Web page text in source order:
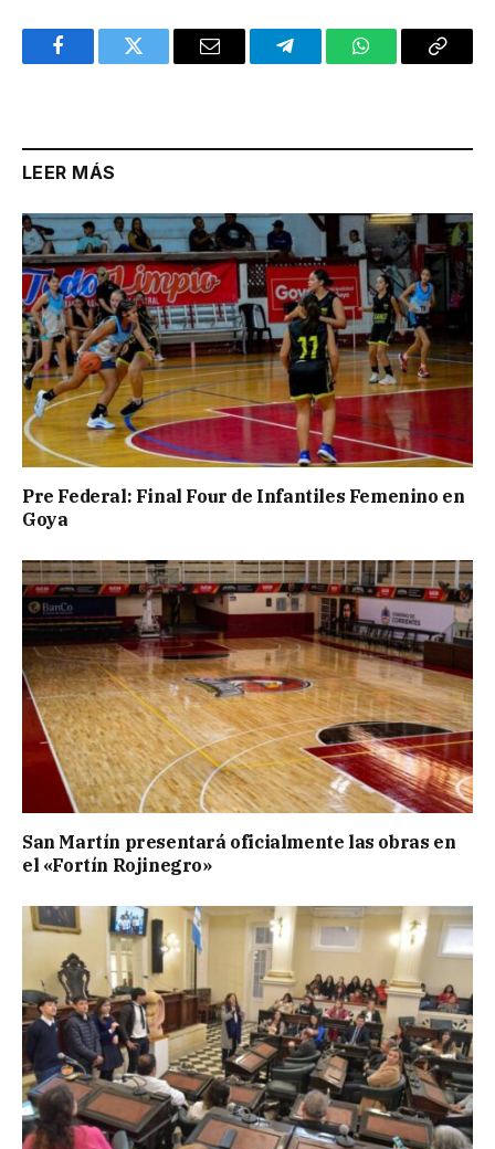
FacebookTwitter Email TelegramWhatsAppCopy
LEER MÁS
Pre Federal: Final Four de Infantiles Femenino en
Goya
San Martín presentará oficialmente las obras en
el «Fortín Rojinegro»